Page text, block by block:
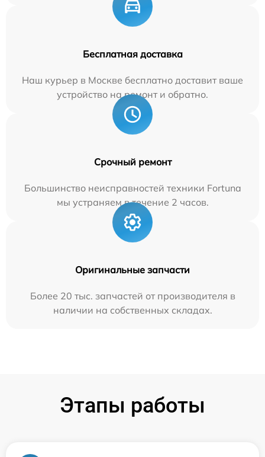
Бесплатная доставка
Наш курьер в Москве бесплатно доставит ваше
устройство на ремонт и обратно.
Срочный ремонт
Большинство неисправностей техники Fortuna
мы устраняем в течение 2 часов.
Оригинальные запчасти
Более 20 тыс. запчастей от производителя в
наличии на собственных складах.
Этапы работы